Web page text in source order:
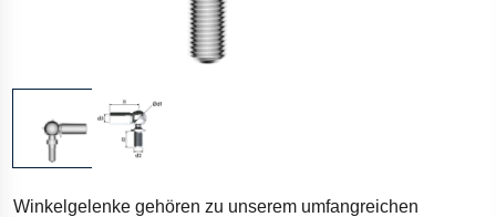
Winkelgelenke gehören zu unserem umfangreichen